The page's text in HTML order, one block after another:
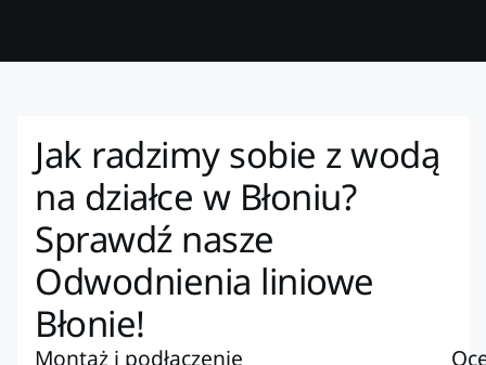
Jak radzimy sobie z wodą
na działce w Błoniu?
Sprawdź nasze
Odwodnienia liniowe
Błonie!
Montaż i podłączenie